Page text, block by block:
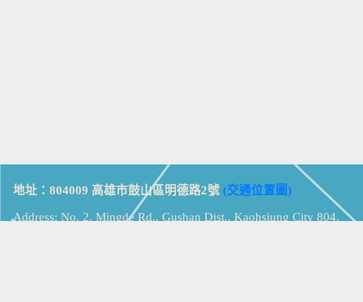
地址：804009 高雄市鼓山區明德路2號 (交通位置圖)
Address: No. 2, Mingde Rd., Gushan Dist., Kaohsiung City 804,